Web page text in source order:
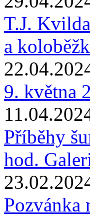
T.J.
a
9. května
Příběhy
hod.